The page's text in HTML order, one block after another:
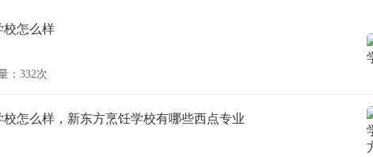
校怎么样
：332次
怎么样，新东方烹饪学校有哪些西点专业